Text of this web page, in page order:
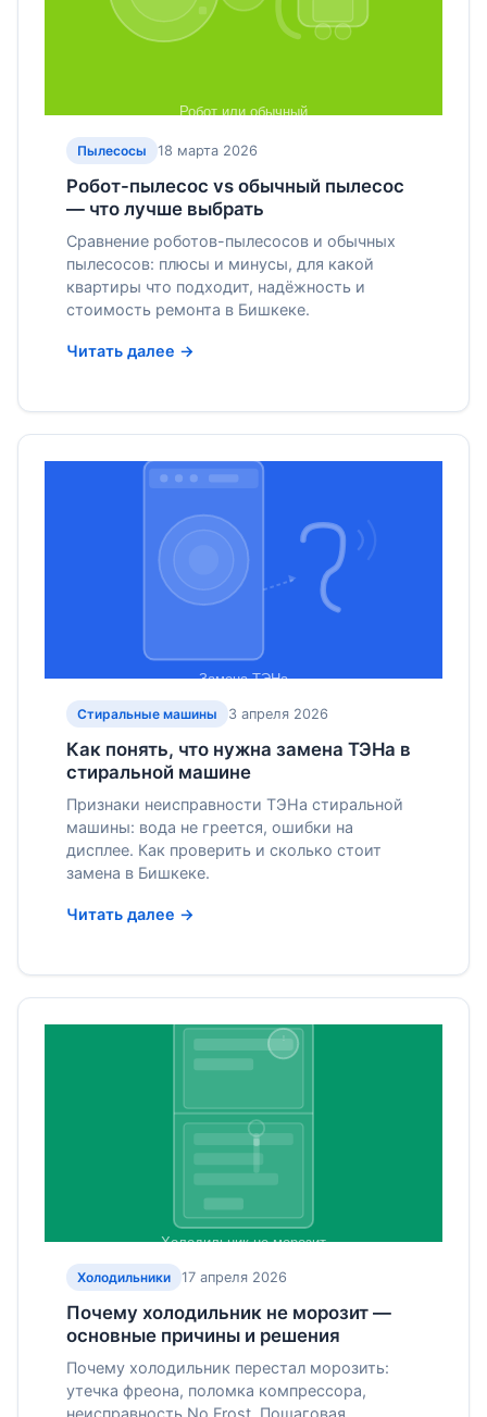
Пылесосы 18 марта 2026
Робот-пылесос vs обычный пылесос
— что лучше выбрать
Сравнение роботов-пылесосов и обычных
пылесосов: плюсы и минусы, для какой
квартиры что подходит, надёжность и
стоимость ремонта в Бишкеке.
Читать далее →
Стиральные машины 3 апреля 2026
Как понять, что нужна замена ТЭНа в
стиральной машине
Признаки неисправности ТЭНа стиральной
машины: вода не греется, ошибки на
дисплее. Как проверить и сколько стоит
замена в Бишкеке.
Читать далее →
Холодильники 17 апреля 2026
Почему холодильник не морозит —
основные причины и решения
Почему холодильник перестал морозить:
утечка фреона, поломка компрессора,
неисправность No Frost. Пошаговая